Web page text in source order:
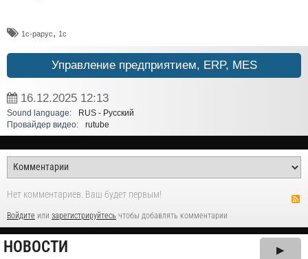
1с-рарус, 1с
Управление предприятием, ERP, MES
16.12.2025 12:13
Sound language:
RUS - Русский
Провайдер видео:
rutube
Нет комментариев. Ваш будет первым!
Войдите или зарегистрируйтесь чтобы добавлять комментарии
НОВОСТИ ▶